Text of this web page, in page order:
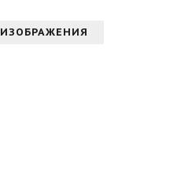
ИЗОБРАЖЕНИЯ